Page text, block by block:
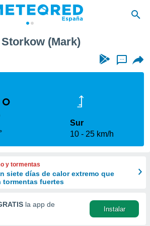
(Mark)
...
Sur
10
25 km/h
y tormentas
siete días de calor extremo que
tormentas fuertes
la app de
Instalar